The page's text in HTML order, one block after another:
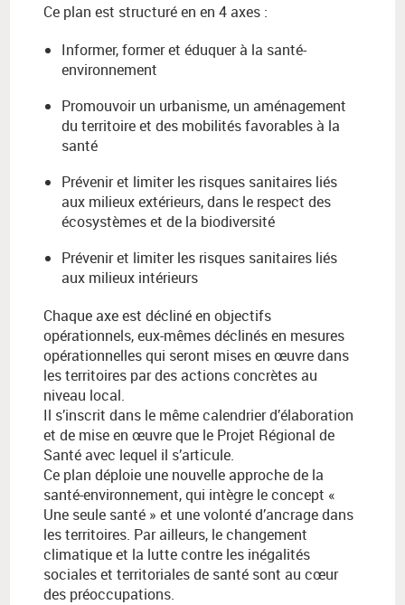
Ce plan est structuré en en 4 axes :
Informer, former et éduquer à la santé-
environnement
Promouvoir un urbanisme, un aménagement
du territoire et des mobilités favorables à la
santé
Prévenir et limiter les risques sanitaires liés
aux milieux extérieurs, dans le respect des
écosystèmes et de la biodiversité
Prévenir et limiter les risques sanitaires liés
aux milieux intérieurs
Chaque axe est décliné en objectifs
opérationnels, eux-mêmes déclinés en mesures
opérationnelles qui seront mises en œuvre dans
les territoires par des actions concrètes au
niveau local.
Il s’inscrit dans le même calendrier d’élaboration
et de mise en œuvre que le Projet Régional de
Santé avec lequel il s’articule.
Ce plan déploie une nouvelle approche de la
santé-environnement, qui intègre le concept «
Une seule santé » et une volonté d’ancrage dans
les territoires. Par ailleurs, le changement
climatique et la lutte contre les inégalités
sociales et territoriales de santé sont au cœur
des préoccupations.